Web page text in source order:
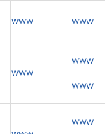
www www
www
www
www
www